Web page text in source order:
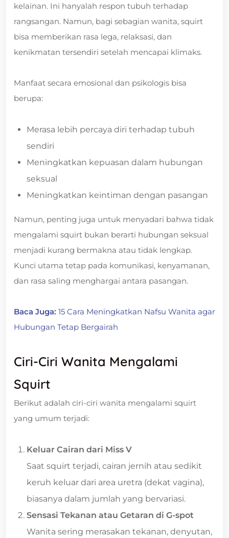
kelainan. Ini hanyalah respon tubuh terhadap
rangsangan. Namun, bagi sebagian wanita, squirt
bisa memberikan rasa lega, relaksasi, dan
kenikmatan tersendiri setelah mencapai klimaks.
Manfaat secara emosional dan psikologis bisa
berupa:
Merasa lebih percaya diri terhadap tubuh
sendiri
Meningkatkan kepuasan dalam hubungan
seksual
Meningkatkan keintiman dengan pasangan
Namun, penting juga untuk menyadari bahwa tidak
mengalami squirt bukan berarti hubungan seksual
menjadi kurang bermakna atau tidak lengkap.
Kunci utama tetap pada komunikasi, kenyamanan,
dan rasa saling menghargai antara pasangan.
Baca Juga: 15 Cara Meningkatkan Nafsu Wanita agar
Hubungan Tetap Bergairah
Ciri-Ciri Wanita Mengalami
Squirt
Berikut adalah ciri-ciri wanita mengalami squirt
yang umum terjadi:
Keluar Cairan dari Miss V
Saat squirt terjadi, cairan jernih atau sedikit
keruh keluar dari area uretra (dekat vagina),
biasanya dalam jumlah yang bervariasi.
Sensasi Tekanan atau Getaran di G-spot
Wanita sering merasakan tekanan, denyutan,